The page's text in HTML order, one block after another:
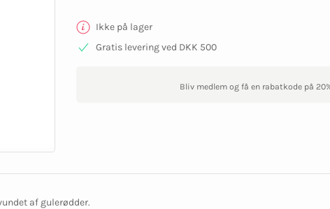
Ikke på lager
Gratis levering ved DKK 500
Bliv medlem og få en rabatkode på
af gulerødder.